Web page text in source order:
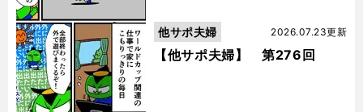
【他サポ夫婦】 第276回
2026.07.23更新
他サポ夫婦